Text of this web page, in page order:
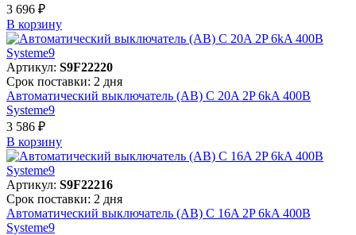
3 696 ₽
В корзинy
Артикул: S9F22220
Срок поставки: 2 дня
Автоматический выключатель (АВ) C 20A 2P 6kA 400В
Systeme9
3 586 ₽
В корзинy
Артикул: S9F22216
Срок поставки: 2 дня
Автоматический выключатель (АВ) C 16A 2P 6kA 400В
Systeme9